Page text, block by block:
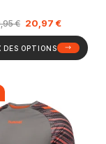
€ 20,97 €
DES OPTIONS